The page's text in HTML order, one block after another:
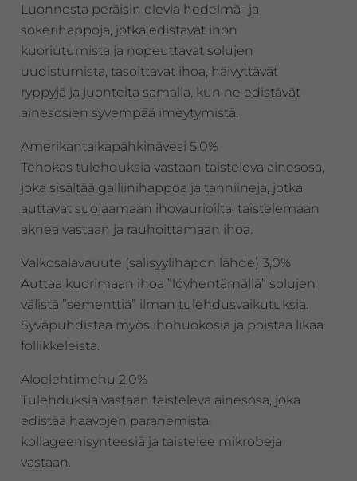
Luonnosta peräisin olevia hedelmä- ja
sokerihappoja, jotka edistävät ihon
kuoriutumista ja nopeuttavat solujen
uudistumista, tasoittavat ihoa, häivyttävät
ryppyjä ja juonteita samalla, kun ne edistävät
ainesosien syvempää imeytymistä.
Amerikantaikapähkinävesi 5,0%
Tehokas tulehduksia vastaan taisteleva ainesosa,
joka sisältää galliinihappoa ja tanniineja, jotka
auttavat suojaamaan ihovaurioilta, taistelemaan
aknea vastaan ja rauhoittamaan ihoa.
Valkosalavauute (salisyylihapon lähde) 3,0%
Auttaa kuorimaan ihoa ”löyhentämällä” solujen
välistä ”sementtiä” ilman tulehdusvaikutuksia.
Syväpuhdistaa myös ihohuokosia ja poistaa likaa
follikkeleista.
Aloelehtimehu 2,0%
Tulehduksia vastaan taisteleva ainesosa, joka
edistää haavojen paranemista,
kollageenisynteesiä ja taistelee mikrobeja
vastaan.